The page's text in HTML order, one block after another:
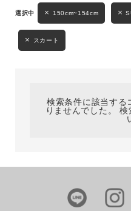
性別
MENS
ブランド
150cm~154cm
スカート
検索条件に該当する
りませんでした。